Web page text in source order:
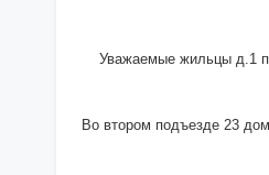
Уважаемые жильцы д.1
Во втором подъезде 23